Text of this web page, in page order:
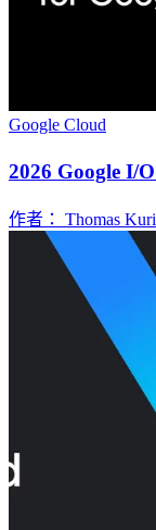
Google Cloud
2026 Google I/
作者： Thomas